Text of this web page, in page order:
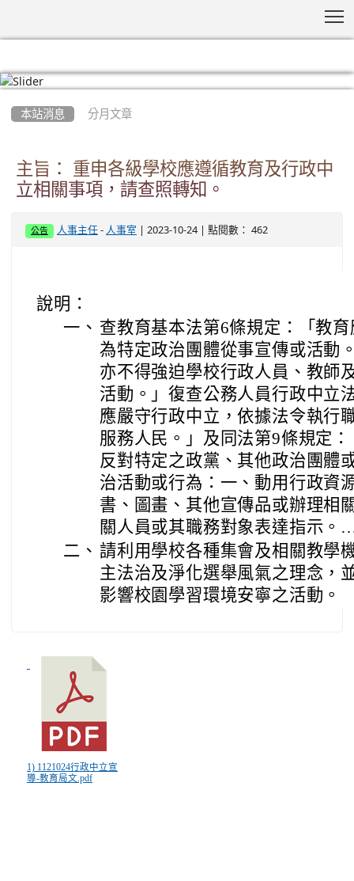
本站消息 分月文章
主旨： 重申各級學校應遵循教育及行政中
立相關事項，請查照轉知。
公告 人事主任 - 人事室 | 2023-10-24 | 點閱數： 462
說明：
一、 查教育基本法第6條規定：「教
為特定政治團體從事宣傳或活動
亦不得強迫學校行政人員、教師
活動。」復查公務人員行政中立
應嚴守行政中立，依據法令執行
服務人民。」及同法第9條規定
反對特定之政黨、其他政治團體
治活動或行為：一、動用行政資
書、圖畫、其他宣傳品或辦理
關人員或其職務對象表達指示
二、 請利用學校各種集會及相關教學
主法治及淨化選舉風氣之理念，
影響校園學習環境安寧之活動。
1) 1121024行政中立宣
導-教育局文.pdf